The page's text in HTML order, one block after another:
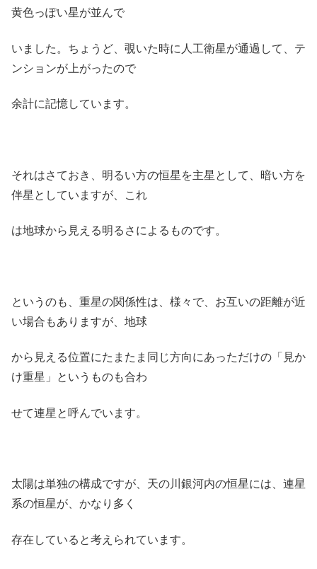
黄色っぽい星が並んで
いました。ちょうど、覗いた時に人工衛星が通過して、テ
ンションが上がったので
余計に記憶しています。
それはさておき、明るい方の恒星を主星として、暗い方を
伴星としていますが、これ
は地球から見える明るさによるものです。
というのも、重星の関係性は、様々で、お互いの距離が近
い場合もありますが、地球
から見える位置にたまたま同じ方向にあっただけの「見か
け重星」というものも合わ
せて連星と呼んでいます。
太陽は単独の構成ですが、天の川銀河内の恒星には、連星
系の恒星が、かなり多く
存在していると考えられています。